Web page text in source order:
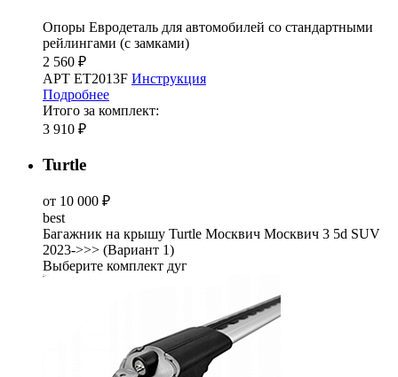
Опоры Евродеталь для автомобилей со стандартными
рейлингами (с замками)
2 560 ₽
АРТ ET2013F Инструкция
Подробнее
Итого за комплект:
3 910 ₽
Turtle
от 10 000 ₽
best
Багажник на крышу Turtle Москвич Москвич 3 5d SUV
2023->>> (Вариант 1)
Выберите комплект дуг